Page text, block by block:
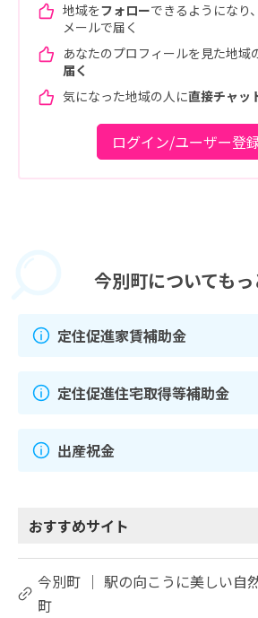
地域をフォローできるようになり、
メールで届く
あなたのプロフィールを見た地域
届く
気になった地域の人に直接チャッ
ログイン/ユーザー登
今別町についても
定住促進家賃補助金
定住促進住宅取得等補助金
出産祝金
おすすめサイト
今別町 ｜ 駅の向こうに美しい自
町